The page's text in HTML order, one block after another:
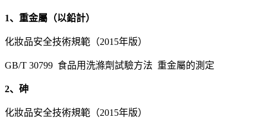
1、重金屬（以鉛計）
化妝品安全技術規範（2015年版）
GB/T 30799 食品用洗滌劑試驗方法 重金屬的測定
2、砷
化妝品安全技術規範（2015年版）